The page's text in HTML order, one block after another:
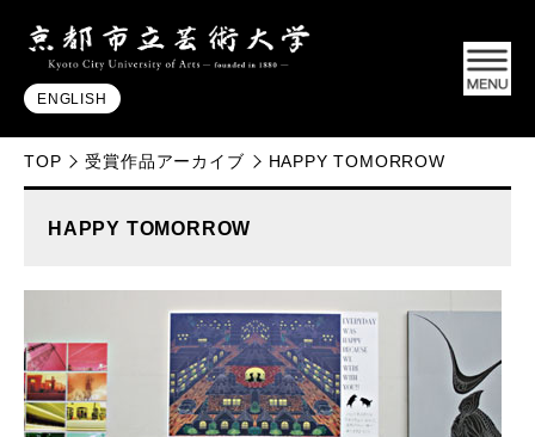
ENGLISH
TOP 受賞作品アーカイブ HAPPY TOMORROW
HAPPY TOMORROW